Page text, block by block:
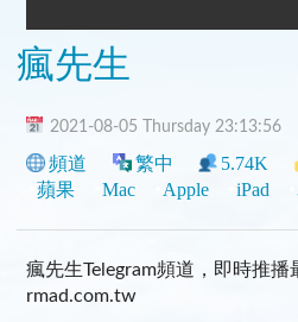
瘋先生
2021-08-05 Thursday 23:13:56
頻道 繁中 5.74K
蘋果
Mac Apple iPad
瘋先生Telegram頻道，即時推
rmad.com.tw